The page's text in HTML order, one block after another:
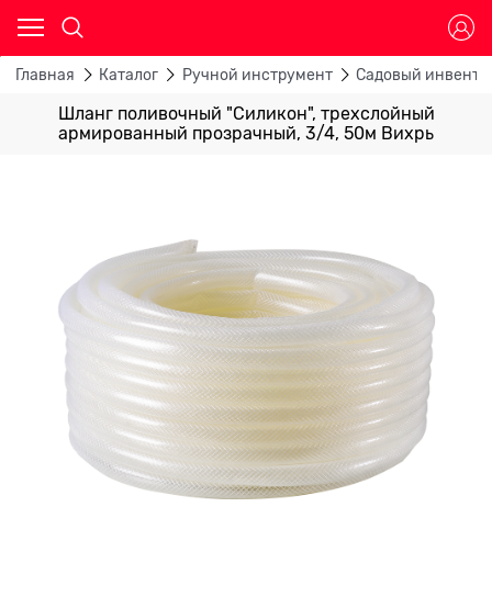
Главная Каталог Ручной инструмент Садовый
Шланг поливочный "Силикон", трехслойный
армированный прозрачный, 3/4, 50м Вихрь